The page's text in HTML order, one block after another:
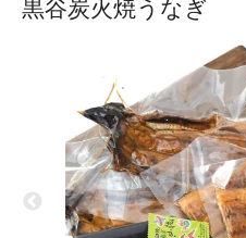
黒谷炭火焼うなぎ